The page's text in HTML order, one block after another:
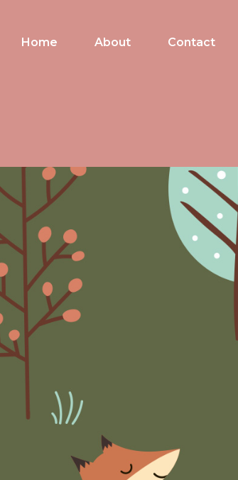
Home About Contact